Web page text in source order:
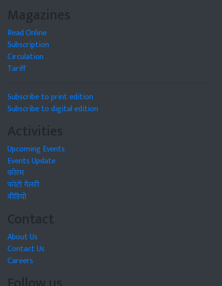
Magazines
Read Online
Subscription
Circulation
Tariff
Subscribe to print edition
Subscribe to digital edition
Activities
Upcoming Events
Events Update
फोरम
फोटो गैलरी
वीडियो
Contact
About Us
Contact Us
Careers